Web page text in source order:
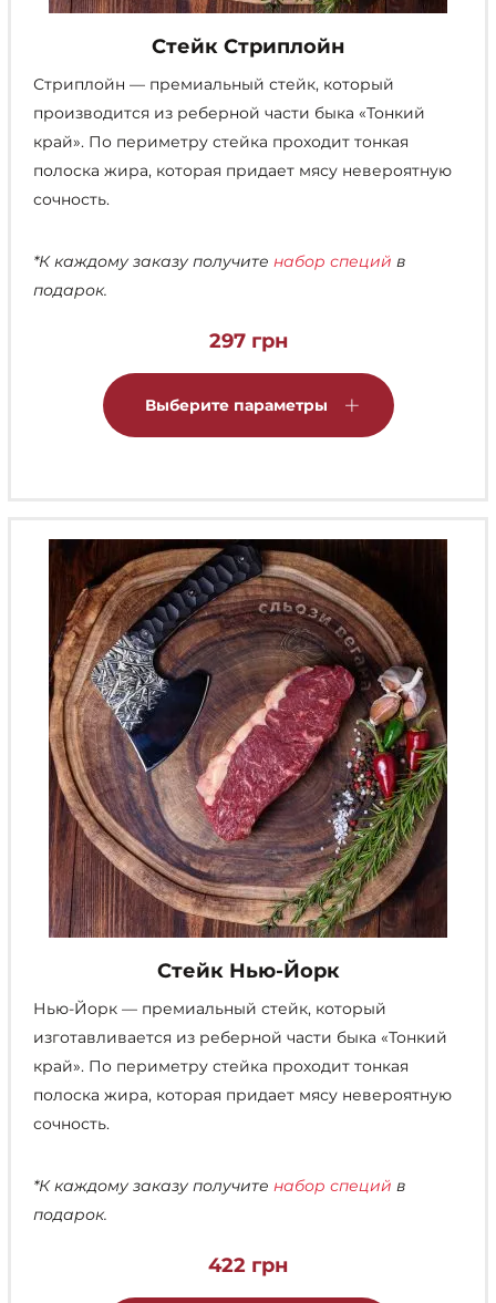
Стейк Стриплойн
Стриплойн — премиальный стейк, который
производится из реберной части быка «Тонкий
край». По периметру стейка проходит тонкая
полоска жира, которая придает мясу невероятную
сочность.
*К каждому заказу получите набор специй в
подарок.
297 грн
Выберите параметры
товар
можно
странице
товара.
Стейк Нью-Йорк
Нью-Йорк — премиальный стейк, который
изготавливается из реберной части быка «Тонкий
край». По периметру стейка проходит тонкая
полоска жира, которая придает мясу невероятную
сочность.
*К каждому заказу получите набор специй в
подарок.
422 грн